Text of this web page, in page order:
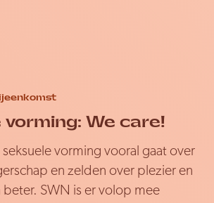
We care!
vorming vooral gaat over
en zelden over plezier en
SWN is er volop mee